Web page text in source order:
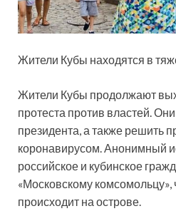
Жители Кубы находятся в
Жители Кубы продолжают
протеста против властей.
президента, а также решить
коронавирусом. Анонимный
российское и кубинское
«Московскому
происходит на острове.